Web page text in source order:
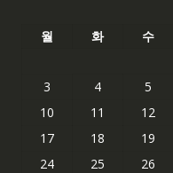
월 화 수
3
4 5
10
11 12
17
18 19
24
25 26